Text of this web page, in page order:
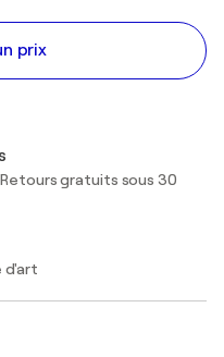
prix
gratuits sous 30
d'art